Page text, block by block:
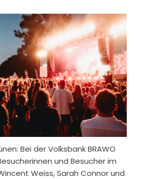
Bei der Volksbank BRAWO
und Besucher im
Weiss, Sarah Connor und